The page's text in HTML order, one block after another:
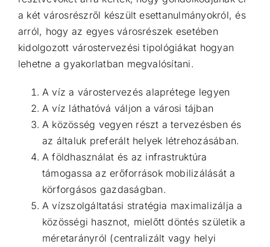
a két városrészről készült esettanulmányokról, és
arról, hogy az egyes városrészek esetében
kidolgozott várostervezési tipológiákat hogyan
lehetne a gyakorlatban megvalósítani.
A víz a várostervezés alaprétege legyen
A víz láthatóvá váljon a városi tájban
A közösség vegyen részt a tervezésben és
az általuk preferált helyek létrehozásában.
A földhasználat és az infrastruktúra
támogassa az erőforrások mobilizálását a
körforgásos gazdaságban.
A vízszolgáltatási stratégia maximalizálja a
közösségi hasznot, mielőtt döntés születik a
méretarányról (centralizált vagy helyi